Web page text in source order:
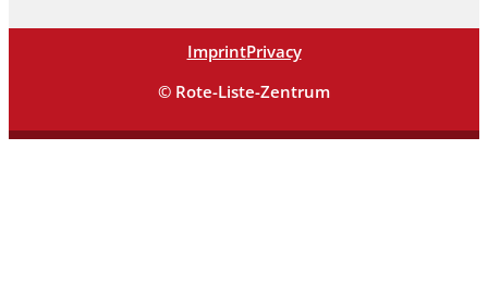
ImprintPrivacy
© Rote-Liste-Zentrum